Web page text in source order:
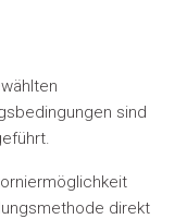
sind
direkt